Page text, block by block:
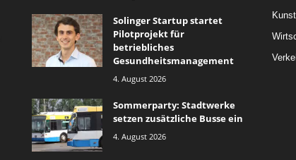
Solinger Startup startet
Pilotprojekt für
betriebliches
Gesundheitsmanagement
4. August 2026
Sommerparty: Stadtwerke
setzen zusätzliche Busse ein
4. August 2026